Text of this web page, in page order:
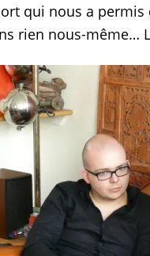
qui nous a permis
rien nous-même…